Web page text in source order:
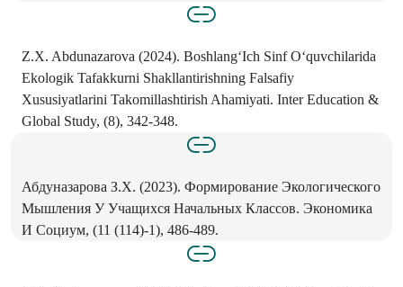
Z.X. Abdunazarova (2024). Boshlang‘Ich Sinf O‘quvchilarida
Ekologik Tafakkurni Shakllantirishning Falsafiy
Xususiyatlarini Takomillashtirish Ahamiyati. Inter Education &
Global Study, (8), 342-348.
Абдуназарова З.Х. (2023). Формирование Экологического
Мышления У Учащихся Начальных Классов. Экономика
И Социум, (11 (114)-1), 486-489.